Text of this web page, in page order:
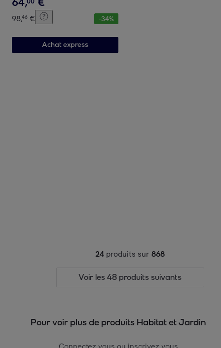
98,46 € -34%
Achat express
24 produits sur 868
Voir les 48 produits suivants
Pour voir plus de produits Habitat et Jardin